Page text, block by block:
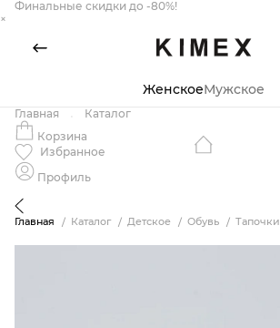
Финальные скидки до -80%!
×
ЖенскоеМужское
Главная
Каталог
Корзина
Избранное
Профиль
Главная Каталог Детское Обувь Тапочки